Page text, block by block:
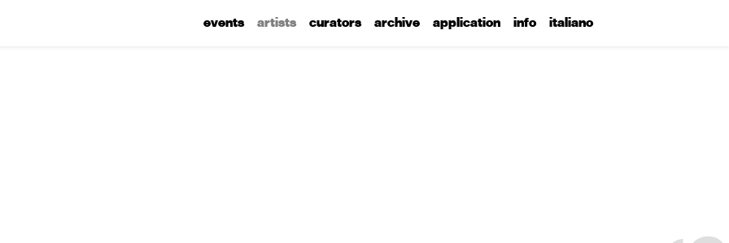
events artists curators archive application info italiano